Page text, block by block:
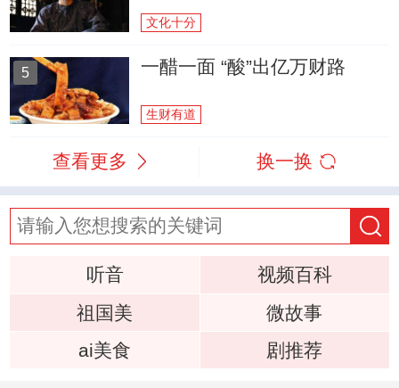
文化十分
5 一醋一面 “酸”出亿万财路
生财有道
查看更多 换一换
听音
视频百科
祖国美
微故事
ai美食
剧推荐